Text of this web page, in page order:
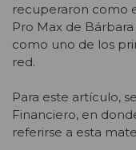
recuperaron como
Pro Max de Bárbara
como uno de los
red.
Para este artículo,
Financiero, en
referirse a esta